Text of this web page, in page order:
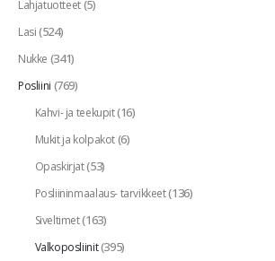
Lahjatuotteet(5)
Lasi(524)
Nukke (341)
Posliini (769)
Kahvi- ja teekupit(16)
Mukit ja kolpakot(6)
Opaskirjat(53)
Posliininmaalaus- tarvikkeet(136)
Siveltimet(163)
Valkoposliinit(395)